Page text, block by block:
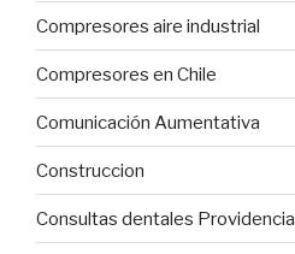
Compresores aire industrial
Compresores en Chile
Comunicación Aumentativa
Construccion
Consultas dentales Providencia